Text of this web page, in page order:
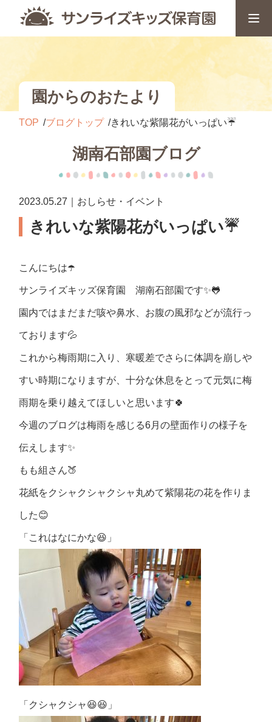
園からのおたより
TOP ブログトップ きれいな紫陽花がいっぱい☔️
湖南石部園ブログ
2023.05.27｜おしらせ・イベント
きれいな紫陽花がいっぱい☔️
こんにちは☂️
サンライズキッズ保育園 湖南石部園です✨🐸
園内ではまだまだ咳や鼻水、お腹の風邪などが流行っ
ております💦
これから梅雨期に入り、寒暖差でさらに体調を崩しや
すい時期になりますが、十分な休息をとって元気に梅
雨期を乗り越えてほしいと思います🍀
今週のブログは梅雨を感じる6月の壁面作りの様子を
伝えします✨
もも組さん🍑
花紙をクシャクシャクシャ丸めて紫陽花の花を作りま
した😊
「これはなにかな😆」
「クシャクシャ😆😆」